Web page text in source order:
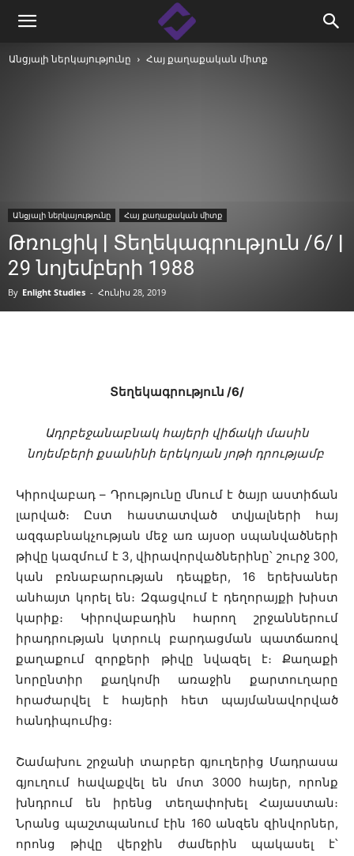
Անցյալի ներկայությունը Հայ քաղաքական միտք
Անցյալի ներկայությունը Հայ քաղաքական միտք
Թռուցիկ | Տեղեկագրություն /6/ |
29 նոյեմբերի 1988
By Enlight Studies - Հունիս 28, 2019
Տեղեկագրություն /6/
Ադրբեջանաբնակ հայերի վիճակի մասին
նոյեմբերի քսանինի երեկոյան յոթի դրությամբ
Կիրովաբադ – Դրությունը մնում է ծայր աստիճան
լարված։ Ըստ հաստատված տվյալների հայ
ազգաբնակչության մեջ առ այսօր սպանվածների
թիվը կազմում է 3, վիրավորվածներինը՝ շուրջ 300,
կան բռնաբարության դեպքեր, 16 երեխաներ
անհայտ կորել են։ Զգացվում է դեղորայքի խիստ
կարիք։ Կիրովաբադին հարող շրջաններում
իրադրության կտրուկ բարդացման պատճառով
քաղաքում զորքերի թիվը նվազել է։ Քաղաքի
նորընտիր քաղկոմի առաջին քարտուղարը
հրաժարվել է հայերի հետ պայմանավորված
հանդիպումից։
Շամախու շրջանի տարբեր գյուղերից Մադրասա
գյուղում հավաքվել են մոտ 3000 հայեր, որոնք
խնդրում են իրենց տեղափոխել Հայաստան։
Նրանց պաշտպանում էին 160 անզեն զինվորներ,
որոնց թիվը վերջին ժամերին պակասել է՝